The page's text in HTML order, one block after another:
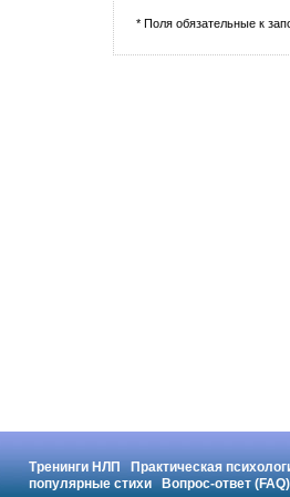
* Поля обязательные к
Тренинги НЛП
Практическая
популярные стихи
Вопрос-ответ (FAQ)